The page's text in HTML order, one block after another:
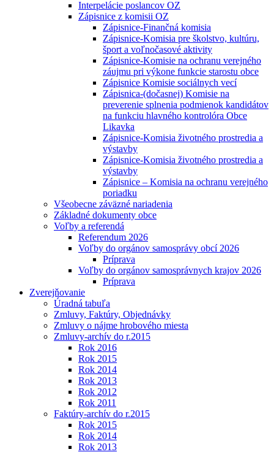
Interpelácie poslancov OZ
Zápisnice z komisii OZ
Zápisnice-Finančná komisia
Zápisnice-Komisia pre školstvo, kultúru,
šport a voľnočasové aktivity
Zápisnice-Komisie na ochranu verejného
záujmu pri výkone funkcie starostu obce
Zápisnice Komisie sociálnych vecí
Zápisnica-(dočasnej) Komisie na
preverenie splnenia podmienok kandidátov
na funkciu hlavného kontrolóra Obce
Likavka
Zápisnice-Komisia životného prostredia a
výstavby
Zápisnice-Komisia životného prostredia a
výstavby
Zápisnice – Komisia na ochranu verejného
poriadku
Všeobecne záväzné nariadenia
Základné dokumenty obce
Voľby a referendá
Referendum 2026
Voľby do orgánov samosprávy obcí 2026
Príprava
Voľby do orgánov samosprávnych krajov 2026
Príprava
Zverejňovanie
Úradná tabuľa
Zmluvy, Faktúry, Objednávky
Zmluvy o nájme hrobového miesta
Zmluvy-archív do r.2015
Rok 2016
Rok 2015
Rok 2014
Rok 2013
Rok 2012
Rok 2011
Faktúry-archív do r.2015
Rok 2015
Rok 2014
Rok 2013